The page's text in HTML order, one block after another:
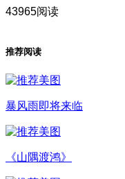
43965阅读
推荐阅读
暴风雨即将来临
《山隅渡鸿》